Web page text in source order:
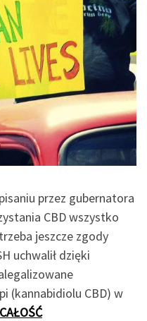
przez gubernatora
CBD wszystko
jeszcze zgody
uchwalił dzięki
(kannabidiolu CBD) w